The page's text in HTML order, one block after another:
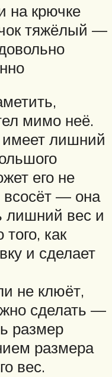
на крючке
тяжёлый —
мимо неё.
лишний
его не
всосёт — она
лишний вес и
как
и сделает
не клюёт,
сделать —
размер
размера
вес.